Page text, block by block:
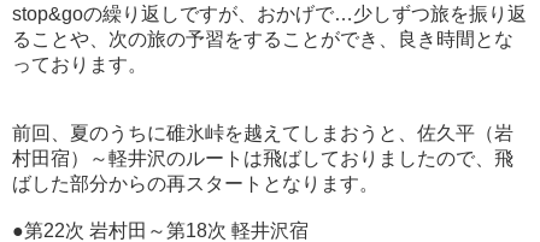
stop&goの繰り返しですが、おかげで…少しずつ旅を振り返
ることや、次の旅の予習をすることができ、良き時間とな
っております。
前回、夏のうちに碓氷峠を越えてしまおうと、佐久平（岩
村田宿）～軽井沢のルートは飛ばしておりましたので、飛
ばした部分からの再スタートとなります。
●第22次 岩村田～第18次 軽井沢宿